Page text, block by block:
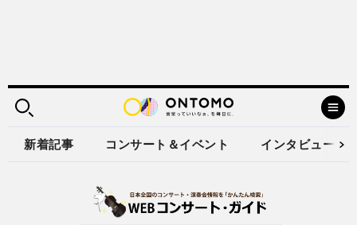
新着記事 コンサート＆イベント インタビュー